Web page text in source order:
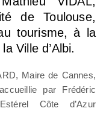
de Toulouse,
tourisme, à la
Ville d’Albi.
Maire de Cannes,
par Frédéric
Côte d’Azur